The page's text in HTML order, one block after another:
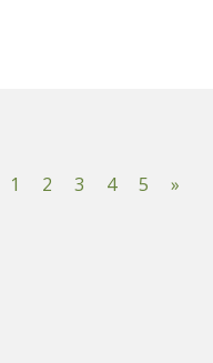
1
2 3 4 5 »